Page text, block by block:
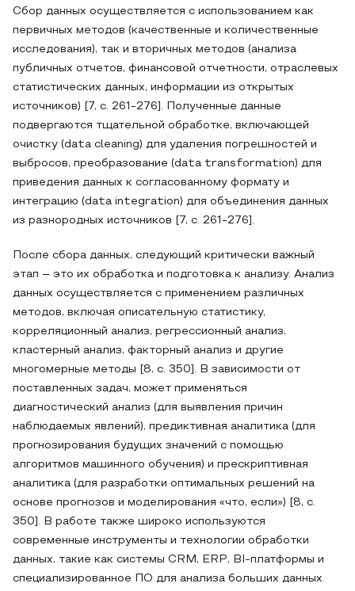
Сбор данных осуществляется с использованием как
первичных методов (качественные и количественные
исследования), так и вторичных методов (анализа
публичных отчетов, финансовой отчетности, отраслевых
статистических данных, информации из открытых
источников) [7, с. 261-276]. Полученные данные
подвергаются тщательной обработке, включающей
очистку (data cleaning) для удаления погрешностей и
выбросов, преобразование (data transformation) для
приведения данных к согласованному формату и
интеграцию (data integration) для объединения данных
из разнородных источников [7, с. 261-276].
После сбора данных, следующий критически важный
этап – это их обработка и подготовка к анализу. Анализ
данных осуществляется с применением различных
методов, включая описательную статистику,
корреляционный анализ, регрессионный анализ,
кластерный анализ, факторный анализ и другие
многомерные методы [8, с. 350]. В зависимости от
поставленных задач, может применяться
диагностический анализ (для выявления причин
наблюдаемых явлений), предиктивная аналитика (для
прогнозирования будущих значений с помощью
алгоритмов машинного обучения) и прескриптивная
аналитика (для разработки оптимальных решений на
основе прогнозов и моделирования «что, если») [8, с.
350]. В работе также широко используются
современные инструменты и технологии обработки
данных, такие как системы CRM, ERP, BI-платформы и
специализированное ПО для анализа больших данных.